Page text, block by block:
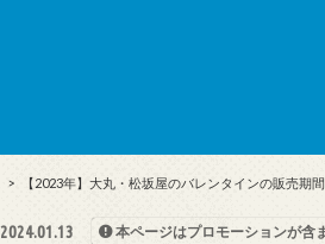
【2023年】大丸・松坂屋のバレンタインの販売期
2024.01.13 本ページはプロモーションが含